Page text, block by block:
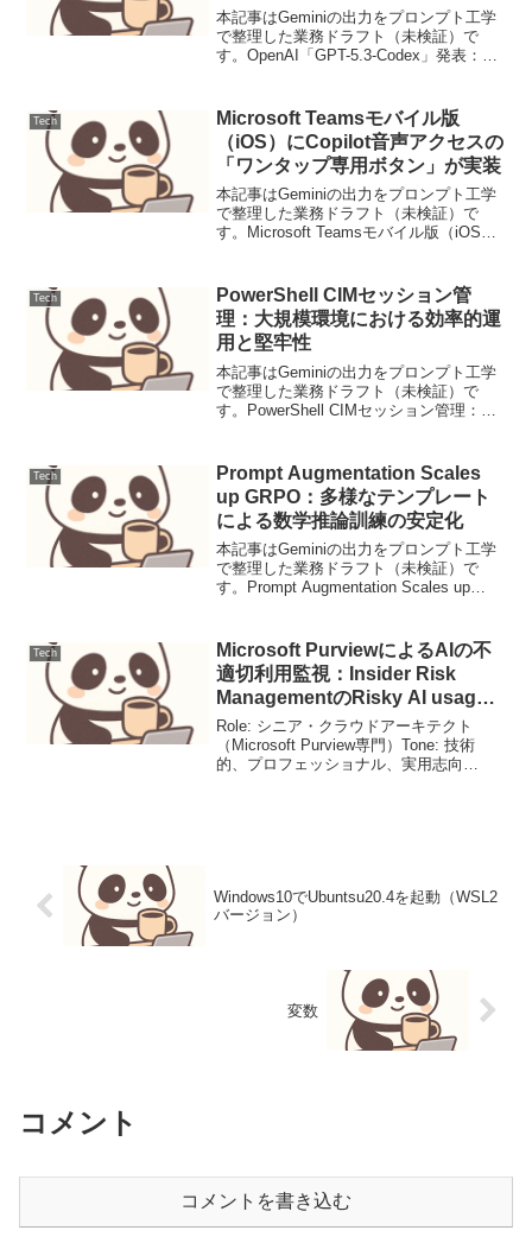
的背景
本記事はGeminiの出力をプロンプト工学
で整理した業務ドラフト（未検証）で
す。OpenAI「GPT-5.3-Codex」発表：推
OpenAIは、ソフトウェ...
Tech
Microsoft Teamsモバイル版
（iOS）にCopilot音声アクセスの
「ワンタップ専用ボタン」が実装
本記事はGeminiの出力をプロンプト工学
で整理した業務ドラフト（未検証）で
す。Microsoft Teamsモバイル版（iOS）
ーム画面から直接Cop...
Tech
PowerShell CIMセッション管
理：大規模環境における効率的運
用と堅牢性
本記事はGeminiの出力をプロンプト工学
で整理した業務ドラフト（未検証）で
す。PowerShell CIMセッション管理：大
WMI（Windows Management ...
Tech
Prompt Augmentation Scales
up GRPO：多様なテンプレート
による数学推論訓練の安定化
本記事はGeminiの出力をプロンプト工学
で整理した業務ドラフト（未検証）で
す。Prompt Augmentation Scales up
の学習不安定性を「プロン...
Tech
Microsoft PurviewによるAIの不
適切利用監視：Insider Risk
ManagementのRisky AI usage
実装ガイド
Role: シニア・クラウドアーキテクト
（Microsoft Purview専門）Tone: 技術
的、プロフェッショナル、実用志向
Windows10でUbuntsu20.4を起動（WSL2
バージョン）
変数
コメント
コメントを書き込む